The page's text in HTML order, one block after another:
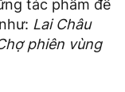
tác phẩm để
Lai Châu
phiên vùng